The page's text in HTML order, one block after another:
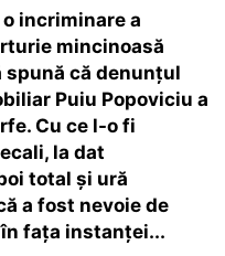
incriminare a
mincinoasă
spună că denunțul
Puiu Popoviciu a
Cu ce l-o fi
la dat
total și ură
a fost nevoie de
fața instanței...